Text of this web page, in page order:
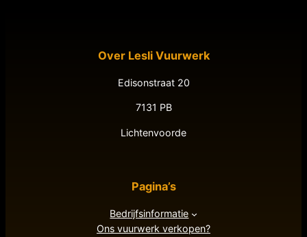
Over Lesli Vuurwerk
Edisonstraat 20
7131 PB
Lichtenvoorde
Pagina’s
Bedrijfsinformatie
Ons vuurwerk verkopen?